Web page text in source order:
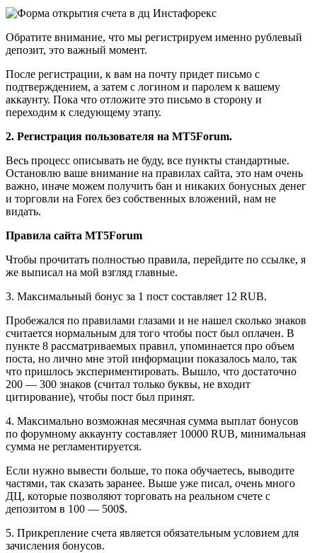
Обратите внимание, что мы регистрируем именно рублевый
депозит, это важный момент.
После регистрации, к вам на почту придет письмо с
подтверждением, а затем с логином и паролем к вашему
аккаунту. Пока что отложите это письмо в сторону и
переходим к следующему этапу.
2. Регистрация пользователя на MT5Forum.
Весь процесс описывать не буду, все пункты стандартные.
Остановлю ваше внимание на правилах сайта, это нам очень
важно, иначе можем получить бан и никаких бонусных денег
и торговли на Forex без собственных вложений, нам не
видать.
Правила сайта MT5Forum
Чтобы прочитать полностью правила, перейдите по ссылке, я
же выписал на мой взгляд главные.
3. Максимальный бонус за 1 пост составляет 12 RUB.
Пробежался по правилами глазами и не нашел сколько знаков
считается нормальным для того чтобы пост был оплачен. В
пункте 8 рассматриваемых правил, упоминается про объем
поста, но лично мне этой информации показалось мало, так
что пришлось экспериментировать. Вышло, что достаточно
200 — 300 знаков (считал только буквы, не входит
цитирование), чтобы пост был принят.
4. Максимально возможная месячная сумма выплат бонусов
по форумному аккаунту cоставляет 10000 RUB, минимальная
сумма не регламентируется.
Если нужно вывести больше, то пока обучаетесь, выводите
частями, так сказать заранее. Выше уже писал, очень много
ДЦ, которые позволяют торговать на реальном счете с
депозитом в 100 — 500$.
5. Прикрепление счета является обязательным условием для
зачисления бонусов.